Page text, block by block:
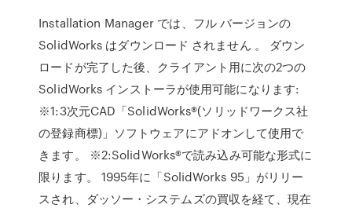
Installation Manager では、フル バージョンの
SolidWorks はダウンロード されません 。 ダウン
ロードが完了した後、クライアント用に次の2つの
SolidWorks インストーラが使用可能になります:
※1:3次元CAD「SolidWorks®(ソリッドワークス社
の登録商標)」ソフトウェアにアドオンして使用で
きます。 ※2:SolidWorks®で読み込み可能な形式に
限ります。 1995年に「SolidWorks 95」がリリー
スされ、ダッソー・システムズの買収を経て、現在